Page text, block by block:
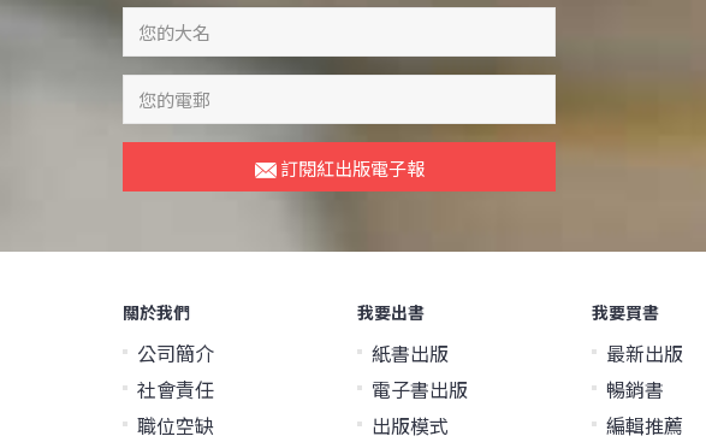
訂閱紅出版電子報
關於我們
公司簡介
社會責任
職位空缺
我要出書
紙書出版
電子書出版
出版模式
我要買書
最新出版
暢銷書
編輯推薦